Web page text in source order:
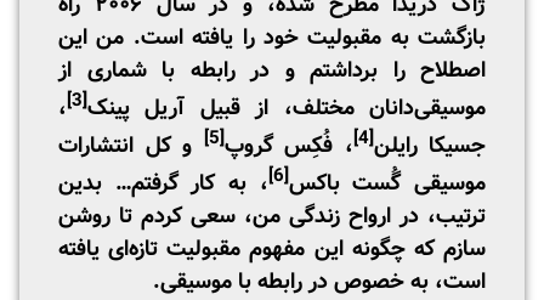
بازگشت به مقبولیت خود را یافته است. من این
اصطلاح را برداشتم و در رابطه با شماری از
موسیقی‌دانان مختلف، از قبیل آریل پینک[3]
،
جسیکا رایلن[4] ، فُکِس گروپ[5]
و کل انتشارات
موسیقی گُست باکس[6]
، به کار گرفتم… بدین
ترتیب، در ارواح زندگی من، سعی کردم تا روشن
سازم که چگونه این مفهوم مقبولیت تازه‌ای یافته
است، به خصوص در رابطه با موسیقی.